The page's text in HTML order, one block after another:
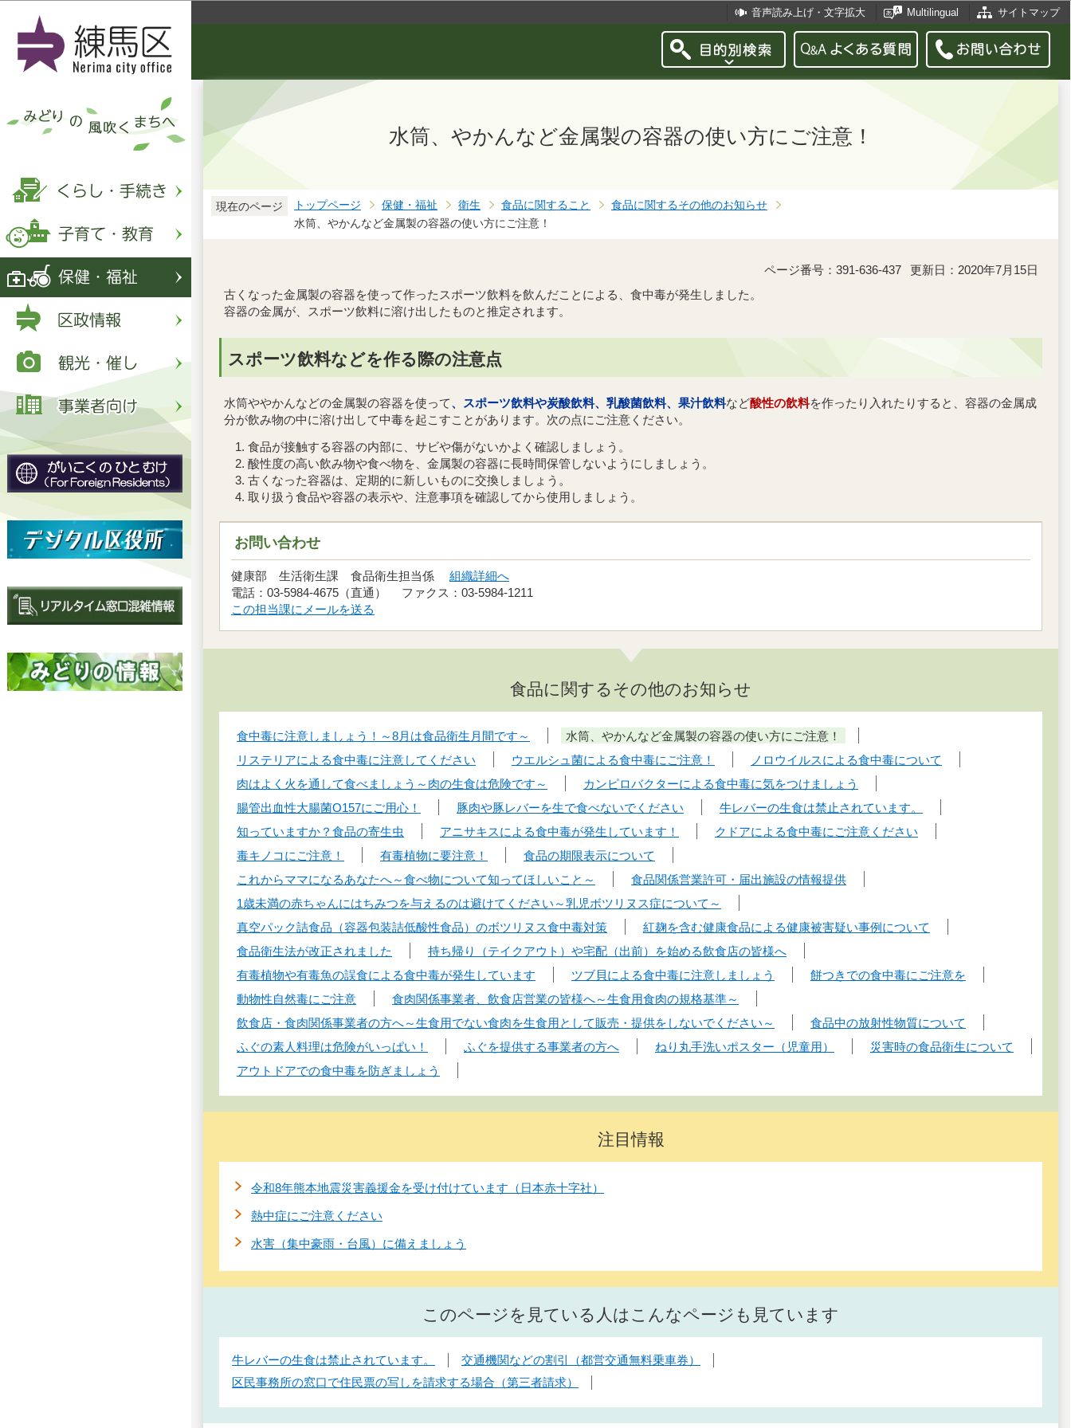
音声読み上げ・文字拡大 Multilingual サイトマップ
水筒、やかんなど金属製の容器の使い方にご注意！
現在のページ トップページ 保健・福祉 衛生 食品に関すること
食品に関するその他のお知らせ
水筒、やかんなど金属製の容器の使い方にご注意！
ページ番号：391-636-437
更新日：2020年7月15日
古くなった金属製の容器を使って作ったスポーツ飲料を飲んだことによる、食中毒が発生しました。
容器の金属が、スポーツ飲料に溶け出したものと推定されます。
スポーツ飲料などを作る際の注意点
水筒ややかんなどの金属製の容器を使って、スポーツ飲料や炭酸飲料、乳酸菌飲料、果汁飲料など酸性の飲料を作ったり入れたりすると、容器の金属成
分が飲み物の中に溶け出して中毒を起こすことがあります。次の点にご注意ください。
食品が接触する容器の内部に、サビや傷がないかよく確認しましょう。
酸性度の高い飲み物や食べ物を、金属製の容器に長時間保管しないようにしましょう。
古くなった容器は、定期的に新しいものに交換しましょう。
取り扱う食品や容器の表示や、注意事項を確認してから使用しましょう。
お問い合わせ
健康部 生活衛生課 食品衛生担当係 組織詳細へ
電話：03-5984-4675（直通） ファクス：03-5984-1211
この担当課にメールを送る
食品に関するその他のお知らせ
食中毒に注意しましょう！～8月は食品衛生月間です～
水筒、やかんなど金属製の容器の使い方にご注意！
リステリアによる食中毒に注意してください
ウエルシュ菌による食中毒にご注意！
ノロウイルスによる食中毒について
肉はよく火を通して食べましょう～肉の生食は危険です～
カンピロバクターによる食中毒に気をつけましょう
腸管出血性大腸菌O157にご用心！
豚肉や豚レバーを生で食べないでください
牛レバーの生食は禁止されています。
知っていますか？食品の寄生虫
アニサキスによる食中毒が発生しています！
クドアによる食中毒にご注意ください
毒キノコにご注意！
有毒植物に要注意！
食品の期限表示について
これからママになるあなたへ～食べ物について知ってほしいこと～
食品関係営業許可・届出施設の情報提供
1歳未満の赤ちゃんにはちみつを与えるのは避けてください～乳児ボツリヌス症について～
真空パック詰食品（容器包装詰低酸性食品）のボツリヌス食中毒対策
紅麹を含む健康食品による健康被害疑い事例について
食品衛生法が改正されました
持ち帰り（テイクアウト）や宅配（出前）を始める飲食店の皆様へ
有毒植物や有毒魚の誤食による食中毒が発生しています
ツブ貝による食中毒に注意しましょう
餅つきでの食中毒にご注意を
動物性自然毒にご注意
食肉関係事業者、飲食店営業の皆様へ～生食用食肉の規格基準～
飲食店・食肉関係事業者の方へ～生食用でない食肉を生食用として販売・提供をしないでください～
食品中の放射性物質について
ふぐの素人料理は危険がいっぱい！
ふぐを提供する事業者の方へ ねり丸手洗いポスター（児童用）
災害時の食品衛生について
アウトドアでの食中毒を防ぎましょう
注目情報
令和8年熊本地震災害義援金を受け付けています（日本赤十字社）
熱中症にご注意ください
水害（集中豪雨・台風）に備えましょう
このページを見ている人はこんなページも見ています
牛レバーの生食は禁止されています。
交通機関などの割引（都営交通無料乗車券）
区民事務所の窓口で住民票の写しを請求する場合（第三者請求）